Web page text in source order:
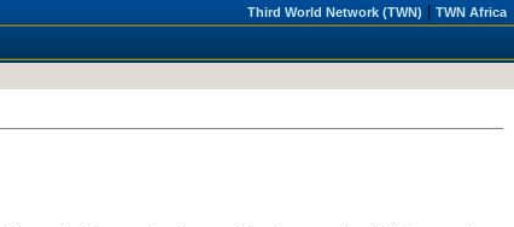
Third World Network (TWN) TWN Africa